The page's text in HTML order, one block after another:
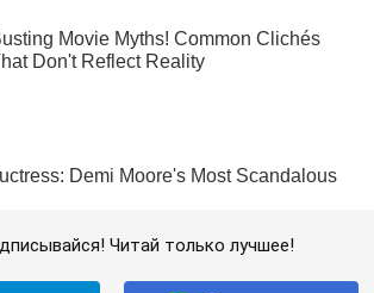
Читай только лучшее!